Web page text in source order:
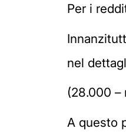
Per i
nel
(28.000
A questo